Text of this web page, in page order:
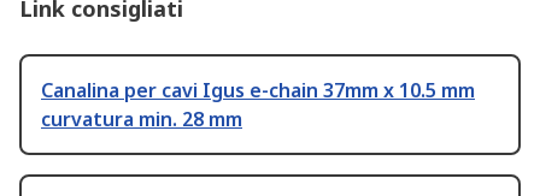
Link consigliati
Canalina per cavi Igus e-chain 37mm x 10.5 mm
curvatura min. 28 mm